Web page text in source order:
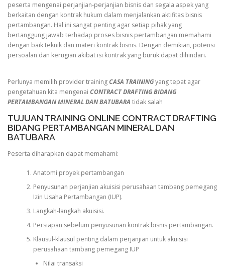
peserta mengenai perjanjian-perjanjian bisnis dan segala aspek yang
berkaitan dengan kontrak hukum dalam menjalankan aktifitas bisnis
pertambangan. Hal ini sangat penting agar setiap pihak yang
bertanggung jawab terhadap proses bisnis pertambangan memahami
dengan baik teknik dan materi kontrak bisnis. Dengan demikian, potensi
persoalan dan kerugian akibat isi kontrak yang buruk dapat dihindari.
Perlunya memilih provider trainingCASA TRAININGyang tepat agar
pengetahuan kita mengenai CONTRACT DRAFTING BIDANG
PERTAMBANGAN MINERAL DAN BATUBARA tidak salah
TUJUAN TRAINING ONLINE CONTRACT DRAFTING
BIDANG PERTAMBANGAN MINERAL DAN
BATUBARA
Peserta diharapkan dapat memahami:
Anatomi proyek pertambangan
Penyusunan perjanjian akuisisi perusahaan tambang pemegang
Izin Usaha Pertambangan (IUP).
Langkah-langkah akuisisi.
Persiapan sebelum penyusunan kontrak bisnis pertambangan.
Klausul-klausul penting dalam perjanjian untuk akuisisi
perusahaan tambang pemegang IUP
Nilai transaksi